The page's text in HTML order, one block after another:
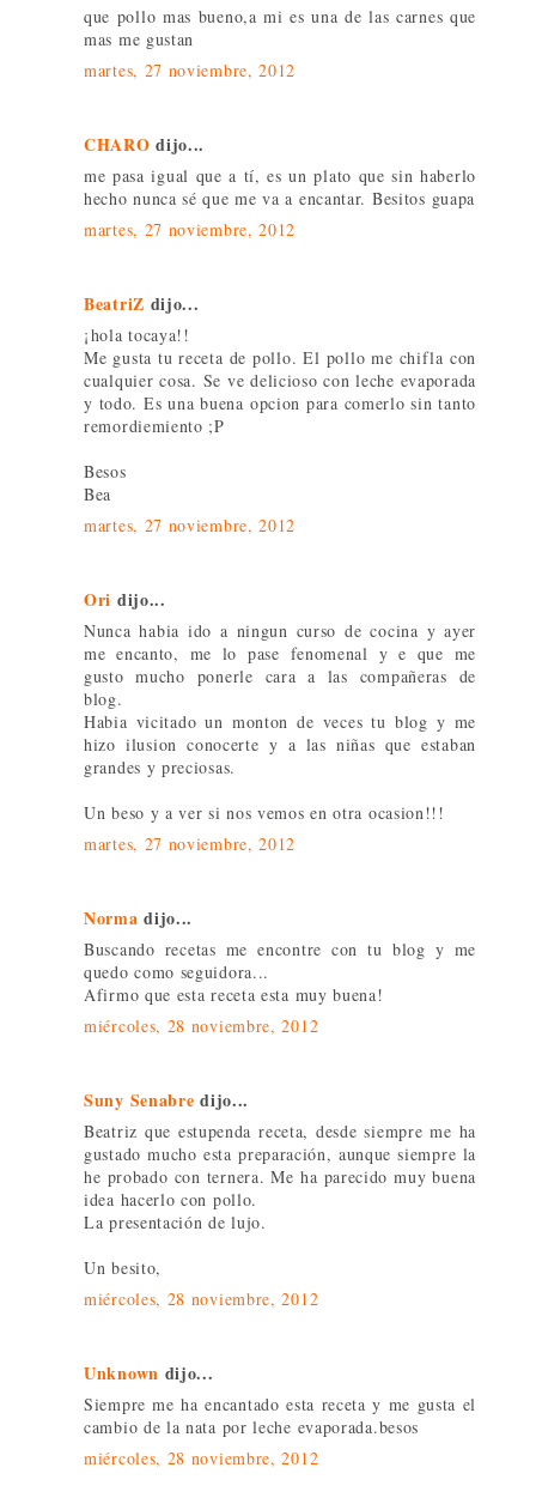
que pollo mas bueno,a mi es una de las carnes que
mas me gustan
martes, 27 noviembre, 2012
CHARO dijo...
me pasa igual que a tí, es un plato que sin haberlo
hecho nunca sé que me va a encantar. Besitos guapa
martes, 27 noviembre, 2012
BeatriZ dijo...
¡hola tocaya!!
Me gusta tu receta de pollo. El pollo me chifla con
cualquier cosa. Se ve delicioso con leche evaporada
y todo. Es una buena opcion para comerlo sin tanto
remordiemiento ;P
Besos
Bea
martes, 27 noviembre, 2012
Ori dijo...
Nunca habia ido a ningun curso de cocina y ayer
me encanto, me lo pase fenomenal y e que me
gusto mucho ponerle cara a las compañeras de
blog.
Habia vicitado un monton de veces tu blog y me
hizo ilusion conocerte y a las niñas que estaban
grandes y preciosas.
Un beso y a ver si nos vemos en otra ocasion!!!
martes, 27 noviembre, 2012
Norma dijo...
Buscando recetas me encontre con tu blog y me
quedo como seguidora...
Afirmo que esta receta esta muy buena!
miércoles, 28 noviembre, 2012
Suny Senabre dijo...
Beatriz que estupenda receta, desde siempre me ha
gustado mucho esta preparación, aunque siempre la
he probado con ternera. Me ha parecido muy buena
idea hacerlo con pollo.
La presentación de lujo.
Un besito,
miércoles, 28 noviembre, 2012
Unknown dijo...
Siempre me ha encantado esta receta y me gusta el
cambio de la nata por leche evaporada.besos
miércoles, 28 noviembre, 2012